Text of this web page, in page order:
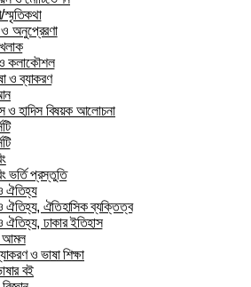
স্মৃতিকথা
অনুপ্রেরণা
কলাকৌশল
ও ব্যাকরণ
ও হাদিস বিষয়ক আলোচনা
ভর্তি প্রস্তুতি
ঐতিহ্য
ঐতিহ্য, ঐতিহাসিক ব্যক্তিত্ব
ঐতিহ্য, ঢাকার ইতিহাস
আমল
ও ভাষা শিক্ষা
বই